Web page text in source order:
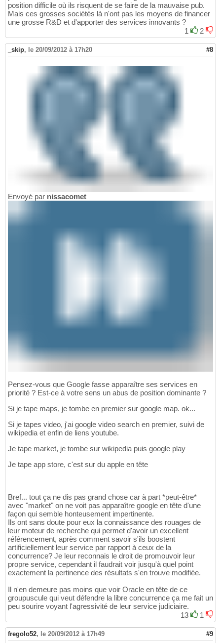
position difficile où ils risquent de se faire de la mauvaise pub.
Mais ces grosses sociétés là n'ont pas les moyens de financer
une grosse R&D et d'apporter des services innovants ?
1
2
_skip, le 20/09/2012 à 17h20 #8
Envoyé par nissacomet
Pensez-vous que Google fasse apparaître ses services en
priorité ? Est-ce à votre sens un abus de position dominante ?
Si je tape maps, je tombe en premier sur google map. ok...
Si je tapes video, j'ai google video search en premier, suivi de
wikipedia et enfin de liens youtube.
Je tape market, je tombe sur wikipedia puis google play
Je tape app store, c'est sur du apple en tête
Bref... tout ça ne dis pas grand chose car à part *peut-être*
avec "market" on ne voit pas apparaître google en tête d'une
façon qui semble honteusement impertinente.
Ils ont sans doute pour eux la connaissance des rouages de
leur moteur de recherche qui permet d'avoir un excellent
référencement, après comment savoir s'ils boostent
artificiellement leur service par rapport à ceux de la
concurrence? Je leur reconnais le droit de promouvoir leur
propre service, cependant il faudrait voir jusqu'à quel point
exactement la pertinence des résultats s'en trouve modifiée.
Il n'en demeure pas moins que voir Oracle en tête de ce
groupuscule qui veut défendre la libre concurrence ça me fait un
peu sourire voyant l'agressivité de leur service judiciaire.
13
1
fregolo52, le 20/09/2012 à 17h49 #9